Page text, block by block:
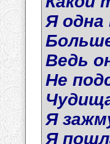
Я одна
Ведь
Не
Я
Я